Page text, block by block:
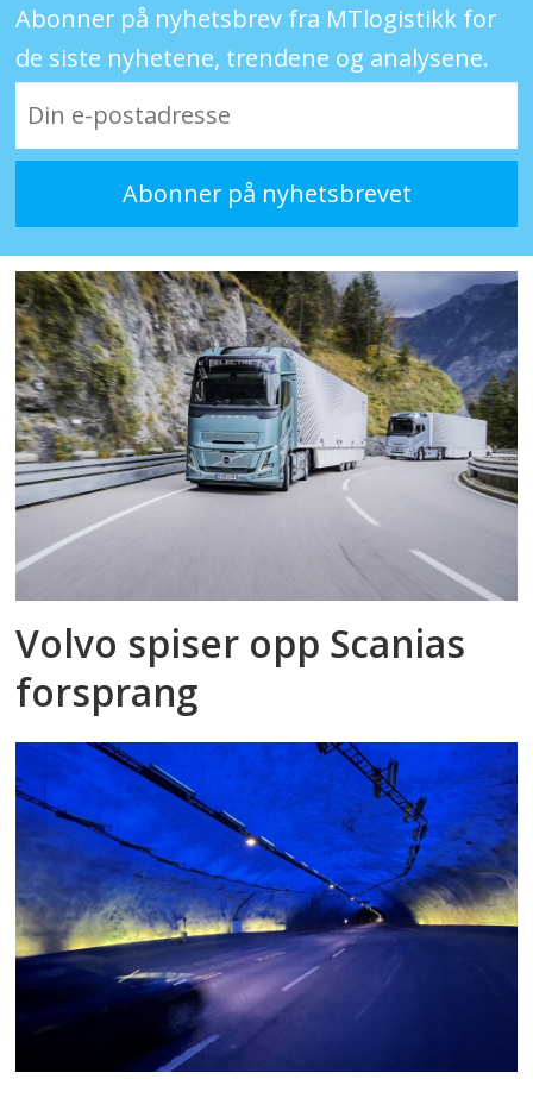
Abonner på nyhetsbrev fra MTlogistikk for
de siste nyhetene, trendene og analysene.
Volvo spiser opp Scanias
forsprang